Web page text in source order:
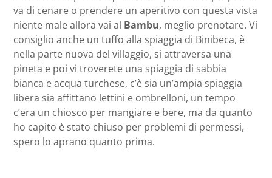
va di cenare o prendere un aperitivo con questa vista
niente male allora vai al Bambu, meglio prenotare. Vi
consiglio anche un tuffo alla spiaggia di Binibeca, è
nella parte nuova del villaggio, si attraversa una
pineta e poi vi troverete una spiaggia di sabbia
bianca e acqua turchese, c’è sia un’ampia spiaggia
libera sia affittano lettini e ombrelloni, un tempo
c’era un chiosco per mangiare e bere, ma da quanto
ho capito è stato chiuso per problemi di permessi,
spero lo aprano quanto prima.